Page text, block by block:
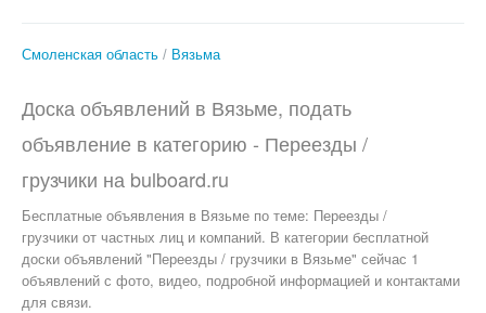
Смоленская область Вязьма
Доска объявлений в Вязьме, подать
объявление в категорию - Переезды /
грузчики на bulboard.ru
Бесплатные объявления в Вязьме по теме: Переезды /
грузчики от частных лиц и компаний. В категории бесплатной
доски объявлений "Переезды / грузчики в Вязьме" сейчас 1
объявлений с фото, видео, подробной информацией и контактами
для связи.